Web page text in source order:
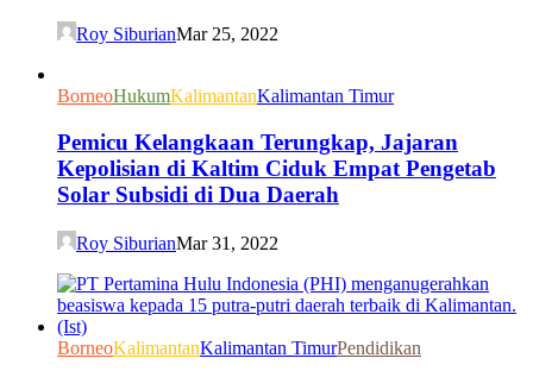
Roy SiburianMar 25, 2022
BorneoHukumKalimantanKalimantan Timur
Pemicu Kelangkaan Terungkap, Jajaran
Kepolisian di Kaltim Ciduk Empat Pengetab
Solar Subsidi di Dua Daerah
Roy SiburianMar 31, 2022
BorneoKalimantanKalimantan TimurPendidikan